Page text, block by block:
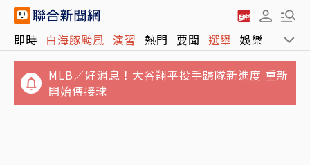
即時 白海豚颱風 演習 熱門 要聞 選舉 娛樂 運動
狂喊「手機在哪？」
MLB／好消息！大谷翔平投手歸隊新進度 重新
開始傳接球